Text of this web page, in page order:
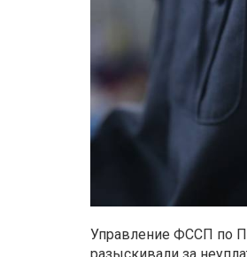
Управление ФССП по